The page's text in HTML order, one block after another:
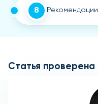
8
Статья проверена